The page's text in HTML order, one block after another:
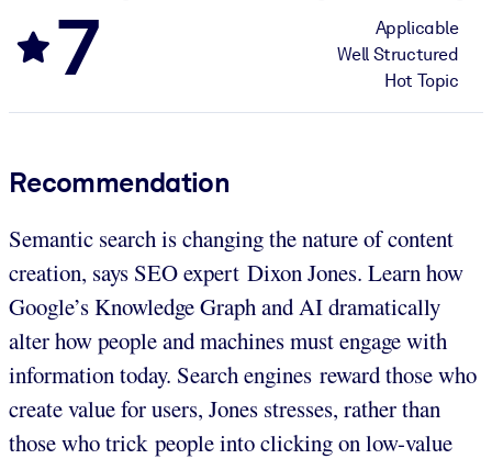
7
Applicable
Well Structured
Hot Topic
Recommendation
Semantic search is changing the nature of content
creation, says SEO expert Dixon Jones. Learn how
Google’s Knowledge Graph and AI dramatically
alter how people and machines must engage with
information today. Search engines reward those who
create value for users, Jones stresses, rather than
those who trick people into clicking on low-value